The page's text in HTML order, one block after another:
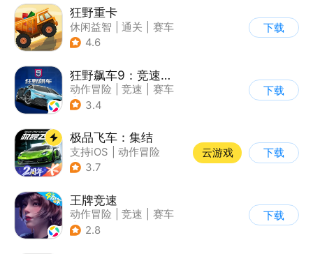
狂野重卡
休闲益智 通关
赛车
4.6
下载
狂野飙车9：竞速传奇
动作冒险 竞速
赛车
| 狂野飙车
3.4
下载
极品飞车：集结
支持iOS
动作冒险
| 竞速
3.7
云游戏 下载
王牌竞速
动作冒险 竞速
赛车
| 漂移
2.8
下载